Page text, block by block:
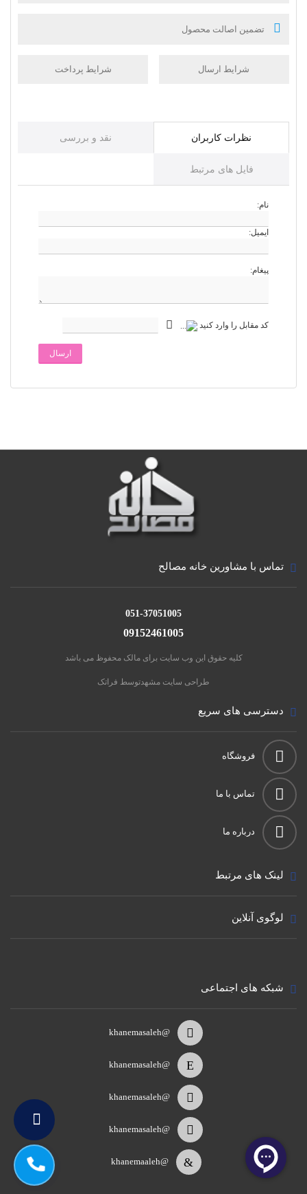
تضمین اصالت محصول
شرایط ارسال شرایط پرداخت
نظرات کاربران نقد و بررسی
فایل های مرتبط
نام:
ایمیل:
پیغام:
کد مقابل را وارد کنید
ارسال
تماس با مشاورین خانه مصالح
051-37051005
09152461005
کلیه حقوق این وب سایت برای مالک محفوظ می باشد
طراحی سایت مشهدتوسط فراتک
دسترسی های سریع
فروشگاه
تماس با ما
درباره ما
لینک های مرتبط
لوگوی آنلاین
شبکه های اجتماعی
@khanemasaleh
@khanemasaleh
@khanemasaleh
@khanemasaleh
@khanemaaleh